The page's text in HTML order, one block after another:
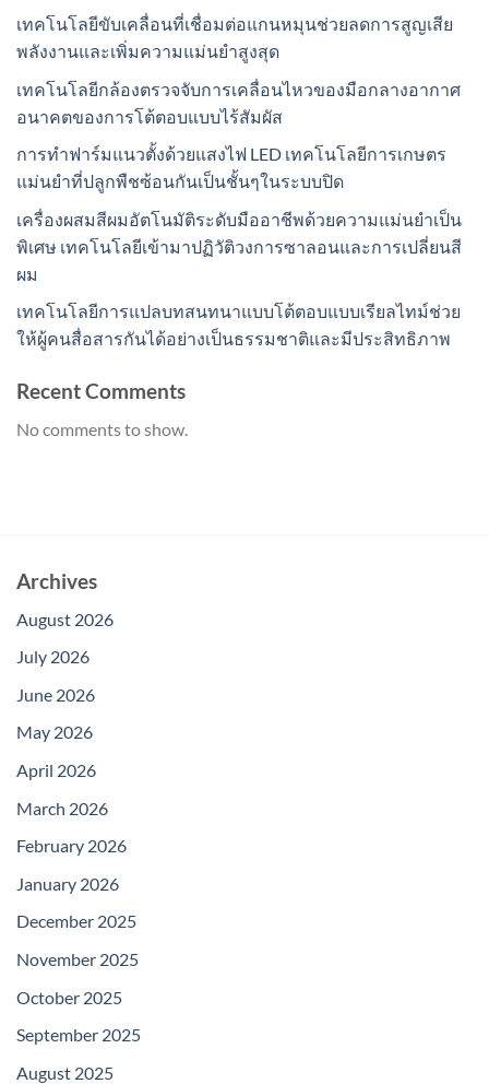
เทคโนโลยีขับเคลื่อนที่เชื่อมต่อแกนหมุนช่วยลดการสูญเสีย
พลังงานและเพิ่มความแม่นยำสูงสุด
เทคโนโลยีกล้องตรวจจับการเคลื่อนไหวของมือกลางอากาศ
อนาคตของการโต้ตอบแบบไร้สัมผัส
การทำฟาร์มแนวตั้งด้วยแสงไฟ LED เทคโนโลยีการเกษตร
แม่นยำที่ปลูกพืชซ้อนกันเป็นชั้นๆในระบบปิด
เครื่องผสมสีผมอัตโนมัติระดับมืออาชีพด้วยความแม่นยำเป็น
พิเศษ เทคโนโลยีเข้ามาปฏิวัติวงการซาลอนและการเปลี่ยนสี
ผม
เทคโนโลยีการแปลบทสนทนาแบบโต้ตอบแบบเรียลไทม์ช่วย
ให้ผู้คนสื่อสารกันได้อย่างเป็นธรรมชาติและมีประสิทธิภาพ
Recent Comments
No comments to show.
Archives
August 2026
July 2026
June 2026
May 2026
April 2026
March 2026
February 2026
January 2026
December 2025
November 2025
October 2025
September 2025
August 2025